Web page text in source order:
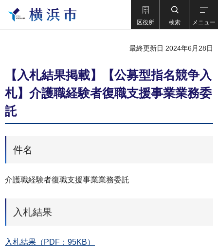
区役所 検索 メニュー
最終更新日 2024年6月28日
【入札結果掲載】【公募型指名競争⼊
札】介護職経験者復職支援事業業務委
託
件名
介護職経験者復職支援事業業務委託
入札結果
入札結果（PDF：95KB）